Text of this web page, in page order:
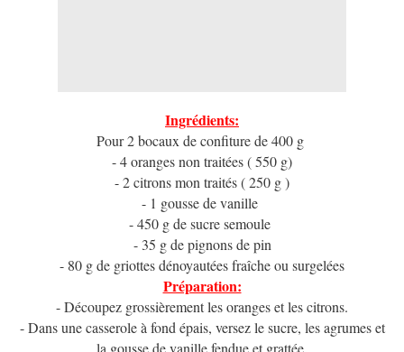
Ingrédients:
Pour 2 bocaux de confiture de 400 g
- 4 oranges non traitées ( 550 g)
- 2 citrons mon traités ( 250 g )
- 1 gousse de vanille
- 450 g de sucre semoule
- 35 g de pignons de pin
- 80 g de griottes dénoyautées fraîche ou surgelées
Préparation:
- Découpez grossièrement les oranges et les citrons.
- Dans une casserole à fond épais, versez le sucre, les agrumes et
la gousse de vanille fendue et grattée.